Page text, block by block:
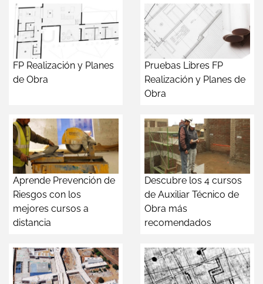
FP Realización y Planes
de Obra
Pruebas Libres FP
Realización y Planes de
Obra
Aprende Prevención de
Riesgos con los
mejores cursos a
distancia
Descubre los 4 cursos
de Auxiliar Técnico de
Obra más
recomendados